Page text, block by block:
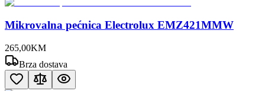
Mikrovalna pećnica Electrolux EMZ421MMW
265,00KM
Brza dostava